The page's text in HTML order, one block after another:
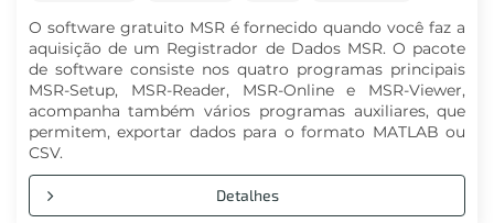
O software gratuito MSR é fornecido quando você faz a
aquisição de um Registrador de Dados MSR. O pacote
de software consiste nos quatro programas principais
MSR-Setup, MSR-Reader, MSR-Online e MSR-Viewer,
acompanha também vários programas auxiliares, que
permitem, exportar dados para o formato MATLAB ou
CSV.
Detalhes